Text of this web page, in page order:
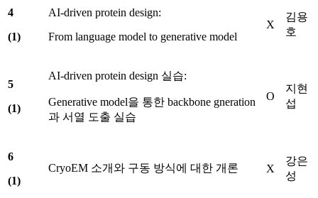
4
(1)
AI-driven protein design:
From language model to generative model
X
김용
호
5
(1)
AI-driven protein design 실습:
Generative model을 통한 backbone gneration
과 서열 도출 실습
O
지현
섭
6
(1)
CryoEM 소개와 구동 방식에 대한 개론 X
강은
성